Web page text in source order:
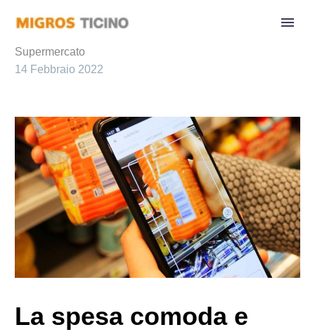
Supermercato
14 Febbraio 2022
La spesa comoda e